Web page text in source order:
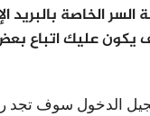
الخاصة بالبريد
عليك اتباع
الدخول سوف تجد